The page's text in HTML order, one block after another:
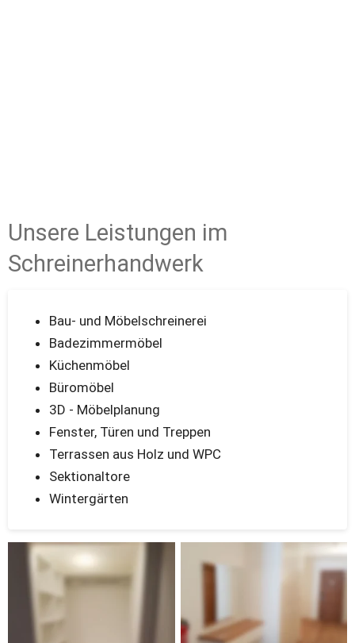
Unsere Leistungen im
Schreinerhandwerk
Bau- und Möbelschreinerei
Badezimmermöbel
Küchenmöbel
Büromöbel
3D - Möbelplanung
Fenster, Türen und Treppen
Terrassen aus Holz und WPC
Sektionaltore
Wintergärten